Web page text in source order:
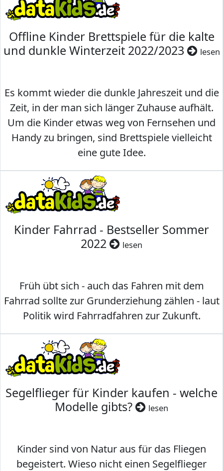
Offline Kinder Brettspiele für die kalte
und dunkle Winterzeit 2022/2023
lesen
Es kommt wieder die dunkle Jahreszeit und die
Zeit, in der man sich länger Zuhause aufhält.
Um die Kinder etwas weg von Fernsehen und
Handy zu bringen, sind Brettspiele vielleicht
eine gute Idee.
Kinder Fahrrad - Bestseller Sommer
2022
lesen
Früh übt sich - auch das Fahren mit dem
Fahrrad sollte zur Grunderziehung zählen - laut
Politik wird Fahrradfahren zur Zukunft.
Segelflieger für Kinder kaufen - welche
Modelle gibts?
lesen
Kinder sind von Natur aus für das Fliegen
begeistert. Wieso nicht einen Segelflieger